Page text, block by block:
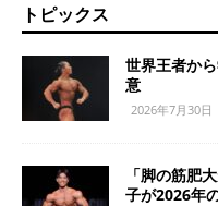
トピックス
世界王者か
意
2026年7月30日
「脚の筋肥
子が2026年